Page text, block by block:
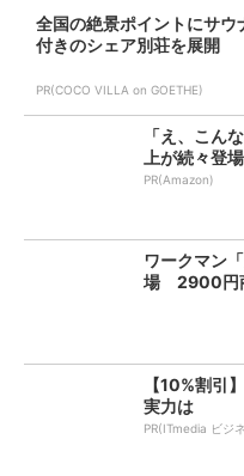
全国の絶景ポイントにサウ
付きのシェア別荘を展開
PR(COCO VILLA on GOETHE)
「え、こん
上が続々登
PR(Amazon)
ワークマン
場 2900円
【10%割引
実力は
PR(ITmedia ビジ